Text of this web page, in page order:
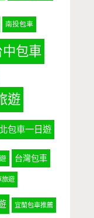
南投包車
中包車
遊
包車一日遊
台灣包車
旅遊
宜蘭包車推薦